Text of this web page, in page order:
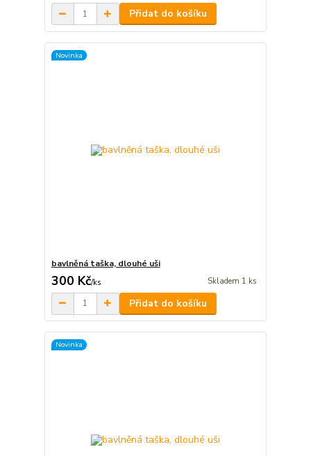
Přidat do košíku
Novinka
bavlněná taška, dlouhé uši
300 Kč/ks Skladem 1 ks
Přidat do košíku
Novinka